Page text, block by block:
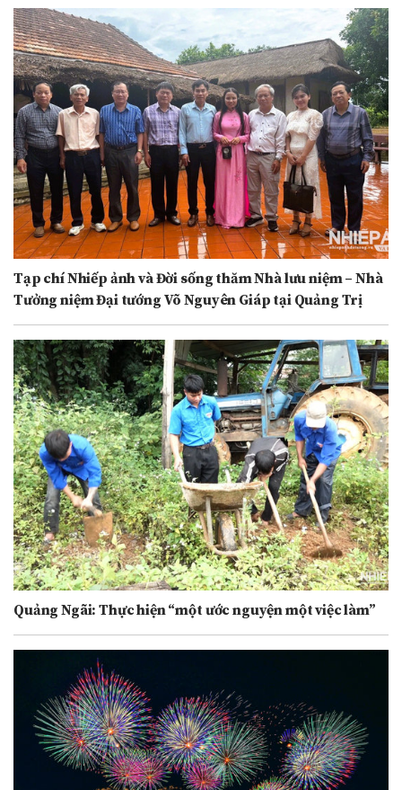
Tạp chí Nhiếp ảnh và Đời sống thăm Nhà lưu niệm – Nhà
Tưởng niệm Đại tướng Võ Nguyên Giáp tại Quảng Trị
Quảng Ngãi: Thực hiện “một ước nguyện một việc làm”